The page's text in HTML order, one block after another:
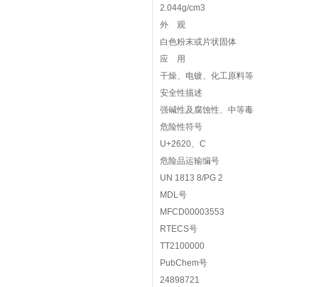
2.044g/cm3
外 观
白色粉末或片状固体
应 用
干燥、电镀、化工原料等
安全性描述
强碱性及腐蚀性、中等毒
危险性符号
U+2620、C
危险品运输编号
UN 1813 8/PG 2
MDL号
MFCD00003553
RTECS号
TT2100000
PubChem号
24898721